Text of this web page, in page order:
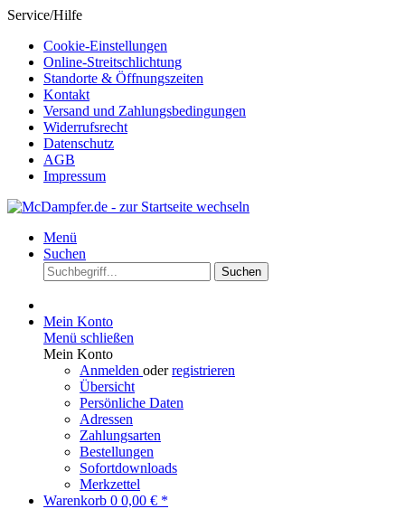
Service/Hilfe
Cookie-Einstellungen
Online-Streitschlichtung
Standorte & Öffnungszeiten
Kontakt
Versand und Zahlungsbedingungen
Widerrufsrecht
Datenschutz
AGB
Impressum
Menü
Suchen
Suchen
Mein Konto
Menü schließen
Mein Konto
Anmelden oderregistrieren
Übersicht
Persönliche Daten
Adressen
Zahlungsarten
Bestellungen
Sofortdownloads
Merkzettel
Warenkorb 0 0,00 € *